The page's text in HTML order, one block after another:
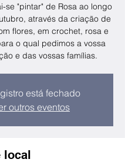
se "pintar" de Rosa ao longo
através da criação de
flores, em crochet, rosa e
o qual pedimos a vossa
e das vossas famílias.
está fechado
outros eventos
local